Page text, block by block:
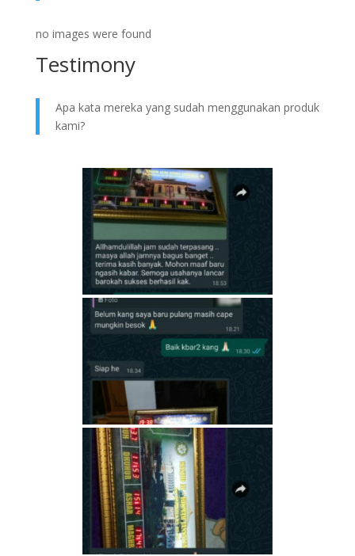
no images were found
Testimony
Apa kata mereka yang sudah menggunakan produk
kami?